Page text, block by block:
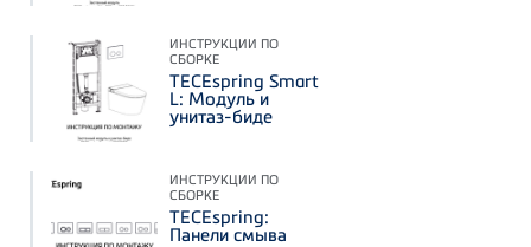
ИНСТРУКЦИИ ПО
СБОРКЕ
TECEspring Smart
L: Модуль и
унитаз-биде
ИНСТРУКЦИИ ПО
СБОРКЕ
TECEspring:
Панели смыва